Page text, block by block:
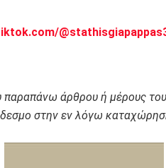
παραπάνω άρθρου ή μέρους
στην εν λόγω